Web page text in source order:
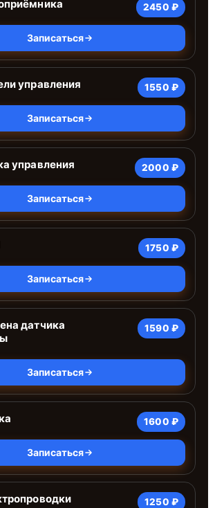
2450 ₽
Записаться
управления 1550 ₽
Записаться
управления 2000 ₽
Записаться
1750 ₽
Записаться
датчика
1590 ₽
Записаться
1600 ₽
Записаться
1250 ₽